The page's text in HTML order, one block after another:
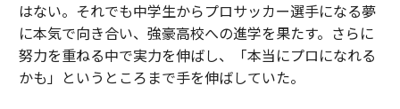
はない。それでも中学生からプロサッカー選手になる夢
に本気で向き合い、強豪高校への進学を果たす。さらに
努力を重ねる中で実力を伸ばし、「本当にプロになれる
かも」というところまで手を伸ばしていた。